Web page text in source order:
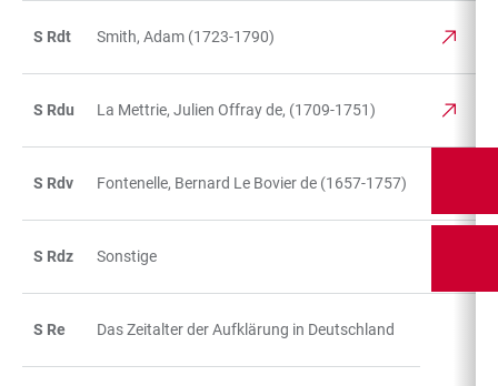
S Rdt Smith, Adam (1723-1790)
S Rdu La Mettrie, Julien Offray de, (1709-1751)
S Rdv Fontenelle, Bernard Le Bovier de (1657-1757)
S Rdz Sonstige
S Re Das Zeitalter der Aufklärung in Deutschland